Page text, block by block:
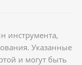
инструмента,
Указанные
и могут быть